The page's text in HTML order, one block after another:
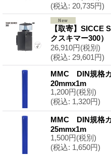
(税込: 20,735円)
【取寄】SICCE
クスキマー300）
26,910円(税別)
(税込: 29,601円)
MMC DIN規格
20mmx1m
1,200円(税別)
(税込: 1,320円)
MMC DIN規格
25mmx1m
1,500円(税別)
(税込: 1,650円)